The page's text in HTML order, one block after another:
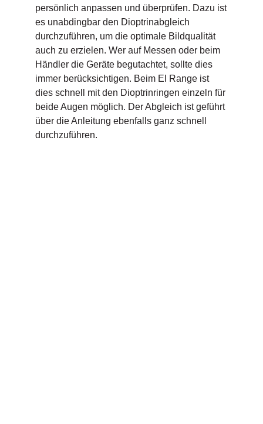
persönlich anpassen und überprüfen. Dazu ist
es unabdingbar den Dioptrinabgleich
durchzuführen, um die optimale Bildqualität
auch zu erzielen. Wer auf Messen oder beim
Händler die Geräte begutachtet, sollte dies
immer berücksichtigen. Beim El Range ist
dies schnell mit den Dioptrinringen einzeln für
beide Augen möglich. Der Abgleich ist geführt
über die Anleitung ebenfalls ganz schnell
durchzuführen.